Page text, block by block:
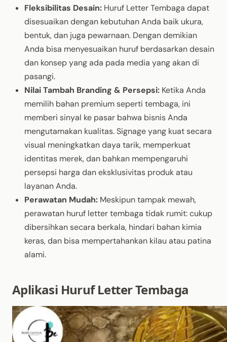
Fleksibilitas Desain: Huruf LetterTembaga dapat
disesuaikandengan kebutuhanAnda baik ukura,
bentuk, dan juga pewarnaan. Dengandemikian
Anda bisa menyesuaikan huruf berdasarkandesain
dan konsepyangada pada media yangakandi
pasangi.
NilaiTambah Branding & Persepsi: Ketika Anda
memilih bahan premiumseperti tembaga, ini
memberi sinyal ke pasar bahwa bisnisAnda
mengutamakan kualitas. Signage yang kuatsecara
visual meningkatkandaya tarik, memperkuat
identitas merek, dan bahkan mempengaruhi
persepsi harga daneksklusivitas produkatau
layananAnda.
Perawatan Mudah: Meskipuntampak mewah,
perawatan huruf lettertembaga tidak rumit:cukup
dibersihkansecara berkala, hindari bahan kimia
keras, dan bisa mempertahankan kilau atau patina
alami.
Aplikasi Huruf Letter Tembaga